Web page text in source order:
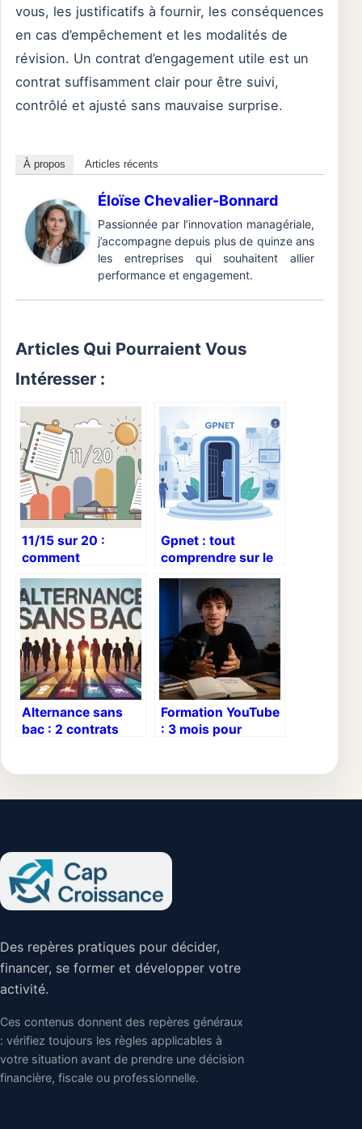
vous, les justificatifs à fournir, les conséquences
en cas d’empêchement et les modalités de
révision. Un contrat d’engagement utile est un
contrat suffisamment clair pour être suivi,
contrôlé et ajusté sans mauvaise surprise.
À propos Articles récents
Éloïse Chevalier-Bonnard
Passionnée par l’innovation managériale,
j’accompagne depuis plus de quinze ans
les entreprises qui souhaitent allier
performance et engagement.
Articles Qui Pourraient Vous
Intéresser :
11/15 sur 20 :
comment
interpréter et
progresser
efficacement
Gpnet : tout
comprendre sur le
réseau, les services
et les usages
Alternance sans
bac : 2 contrats
Formation YouTube
: 3 mois pour
chaîne
Des repères pratiques pour décider,
financer, se former et développer votre
activité.
Ces contenus donnent des repères généraux
: vérifiez toujours les règles applicables à
votre situation avant de prendre une décision
financière, fiscale ou professionnelle.